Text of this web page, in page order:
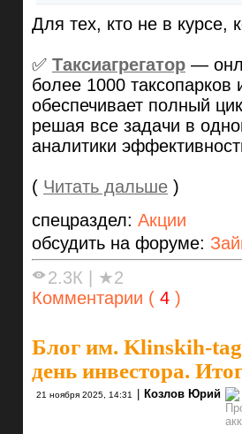
Для тех, кто не в курсе,
✅ Таксиагрегатор —
более 1000
обеспечивает полный
решая все задачи в
аналитики
( Читать дальше )
спецраздел: Акции
обсудить на форуме:
2.3К
★2
Комментарии ( 4 )
Блог им. Klinskih-tag
день инвестора.
21 ноября 2025, 14:31 Козлов Юрий